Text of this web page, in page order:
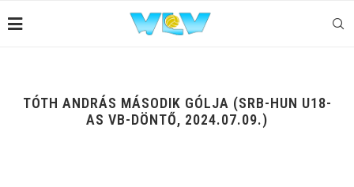
TÓTH ANDRÁS MÁSODIK GÓLJA (SRB-HUN U18-
AS VB-DÖNTŐ, 2024.07.09.)